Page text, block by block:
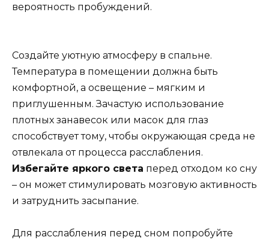
вероятность пробуждений.
Создайте уютную атмосферу в спальне.
Температура в помещении должна быть
комфортной, а освещение – мягким и
приглушенным. Зачастую использование
плотных занавесок или масок для глаз
способствует тому, чтобы окружающая среда не
отвлекала от процесса расслабления.
Избегайте яркого света перед отходом ко сну
– он может стимулировать мозговую активность
и затруднить засыпание.
Для расслабления перед сном попробуйте